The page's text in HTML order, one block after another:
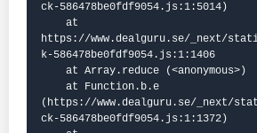
ck-586478be0fdf9054.js:1:5014)
https://www.dealguru.se/_next/
k-586478be0fdf9054.js:1:1406
(https://www.dealguru.se/_next/
ck-586478be0fdf9054.js:1:1372)